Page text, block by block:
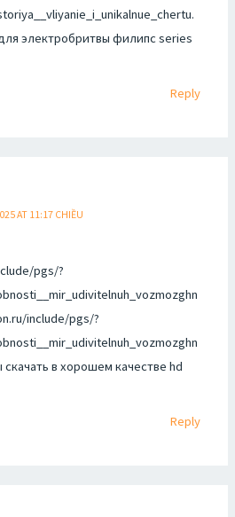
электробритвы филипс series
Reply
AT 11:17 CHIỀU
pgs/?
include/pgs/?
в хорошем качестве hd
Reply